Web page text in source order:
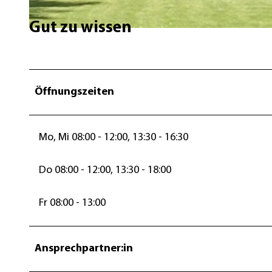
© Borken Verwaltung | CC-BY-SA
Gut zu wissen
Öffnungszeiten
Mo, Mi 08:00 - 12:00, 13:30 - 16:30
Do 08:00 - 12:00, 13:30 - 18:00
Fr 08:00 - 13:00
Ansprechpartner:in